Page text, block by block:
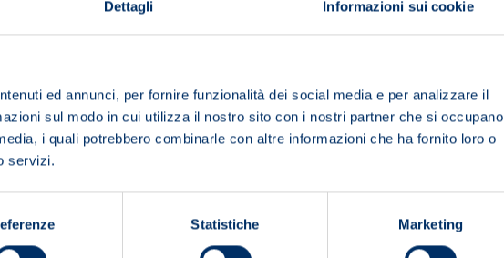
Dettagli Informazioni sui cookie
ed annunci, per fornire funzionalità dei social media e per analizzare il
sul modo in cui utilizza il nostro sito con i nostri partner che si occupano
i quali potrebbero combinarle con altre informazioni che ha fornito loro o
servizi.
Statistiche Marketing